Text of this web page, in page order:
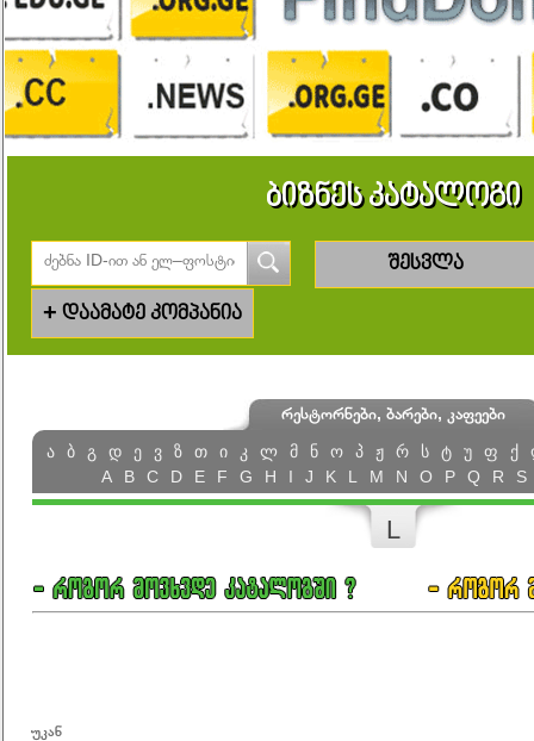
ბიზნეს კატალოგი
შესვლა
+ დაამატე კომპანია
რესტორნები, ბარები, კაფეები
ა
ბ გ დ ე ვ ზ თ ი კ ლ მ ნ ო პ ჟ რ ს ტ უ ფ ქ
A
B C D E F G H I J K L M N O P Q R S
L
უკან